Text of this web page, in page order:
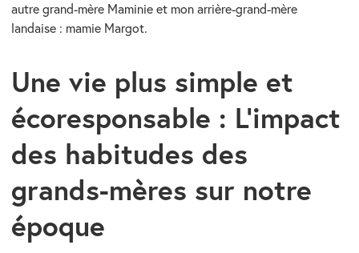
autre grand-mère Maminie et mon arrière-grand-mère
landaise : mamie Margot.
Une vie plus simple et
écoresponsable : L’impact
des habitudes des
grands-mères sur notre
époque